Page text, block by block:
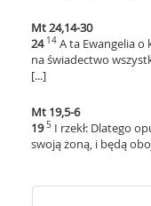
Mt 24,14-30
24 14 A ta Ewangelia o
na świadectwo
[...]
Mt 19,5-6
195 I rzekł: Dlatego
swoją żoną, i będą